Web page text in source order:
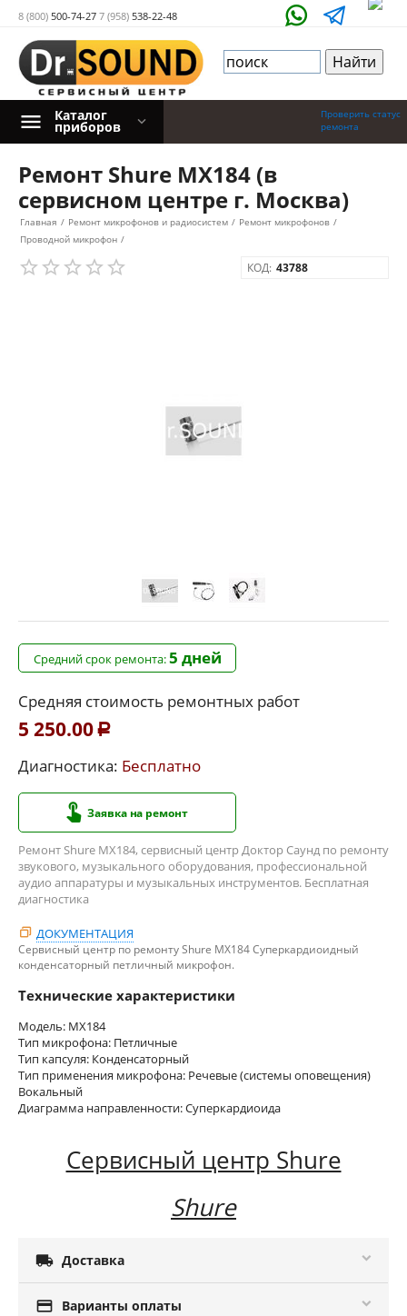
8 (800) 500-74-27 7 (958) 538-22-48
Проверить статус
ремонта
Каталог
приборов
Ремонт Shure MX184 (в
сервисном центре г. Москва)
Главная / Ремонт микрофонов и радиосистем / Ремонт микрофонов /
Проводной микрофон /
КОД: 43788
Средний срок ремонта:5 дней
Средняя стоимость ремонтных работ
5 250.00 Р
Диагностика: Бесплатно
Заявка на ремонт
Ремонт Shure MX184, сервисный центр Доктор Саунд по ремонту
звукового, музыкального оборудования, профессиональной
аудио аппаратуры и музыкальных инструментов. Бесплатная
диагностика
ДОКУМЕНТАЦИЯ
Сервисный центр по ремонту Shure MX184 Суперкардиоидный
конденсаторный петличный микрофон.
Технические характеристики
Модель: MX184
Тип микрофона: Петличные
Тип капсуля: Конденсаторный
Тип применения микрофона: Речевые (системы оповещения)
Вокальный
Диаграмма направленности: Суперкардиоида
Сервисный центр Shure
Shure
 Доставка
 Варианты оплаты